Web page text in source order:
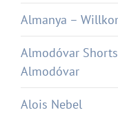
Almanya –
Almodóvar
Almodóvar
Alois Nebel